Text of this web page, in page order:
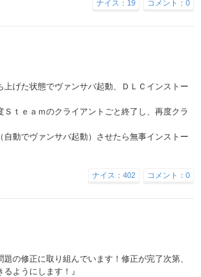
コメント：0
ナイス：19
上げた状態でヴァンサバ起動、ＤＬＣインストー
ｔｅａｍのクライアントごと終了し、再度クラ
動でヴァンサバ起動）させたら無事インストー
コメント：0
ナイス：402
題の修正に取り組んでいます！修正が完了次第、
ようにします！』